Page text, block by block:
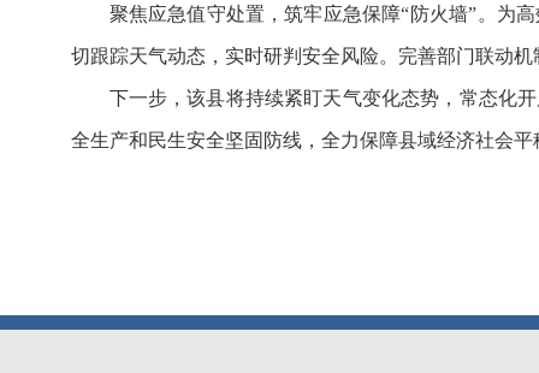
聚焦应急值守处置，筑牢应急保障“防火墙”。为
切跟踪天气动态，实时研判安全风险。完善部门联动
下一步，该县将持续紧盯天气变化态势，常态化
全生产和民生安全坚固防线，全力保障县域经济社会平